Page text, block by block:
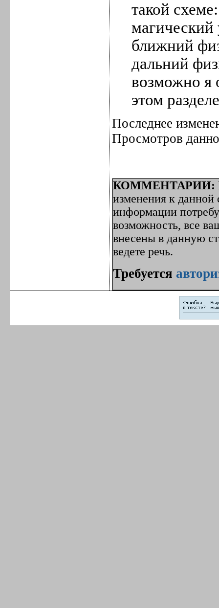
такой схеме:
ближний
дальний
возможно я
этом
Последнее
Просмотров
КОММЕНТАРИИ:
изменения к данной
информации
возможность, все
внесены в данную
ведете речь.
Требуется